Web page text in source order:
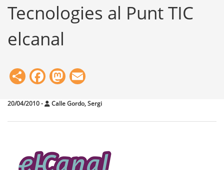
Tools
Tecnologies al Punt TIC
elcanal
ShareFacebook
Mastodon
20/04/2010- Calle Gordo, Sergi